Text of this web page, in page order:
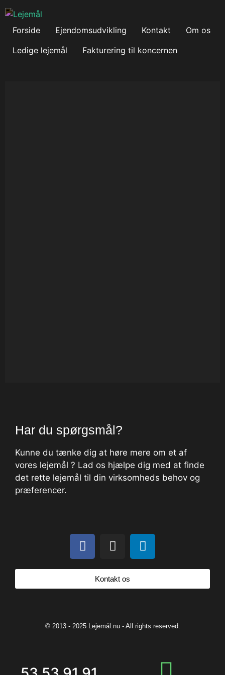
Forside Ejendomsudvikling Kontakt
Om os
Ledige lejemål
Fakturering til koncernen
Har du spørgsmål?
Kunne du tænke dig at høre mere om et af
vores lejemål ? Lad os hjælpe dig med at finde
det rette lejemål til din virksomheds behov og
præferencer.
Kontakt os
© 2013 - 2025 Lejemål.nu - All rights reserved.